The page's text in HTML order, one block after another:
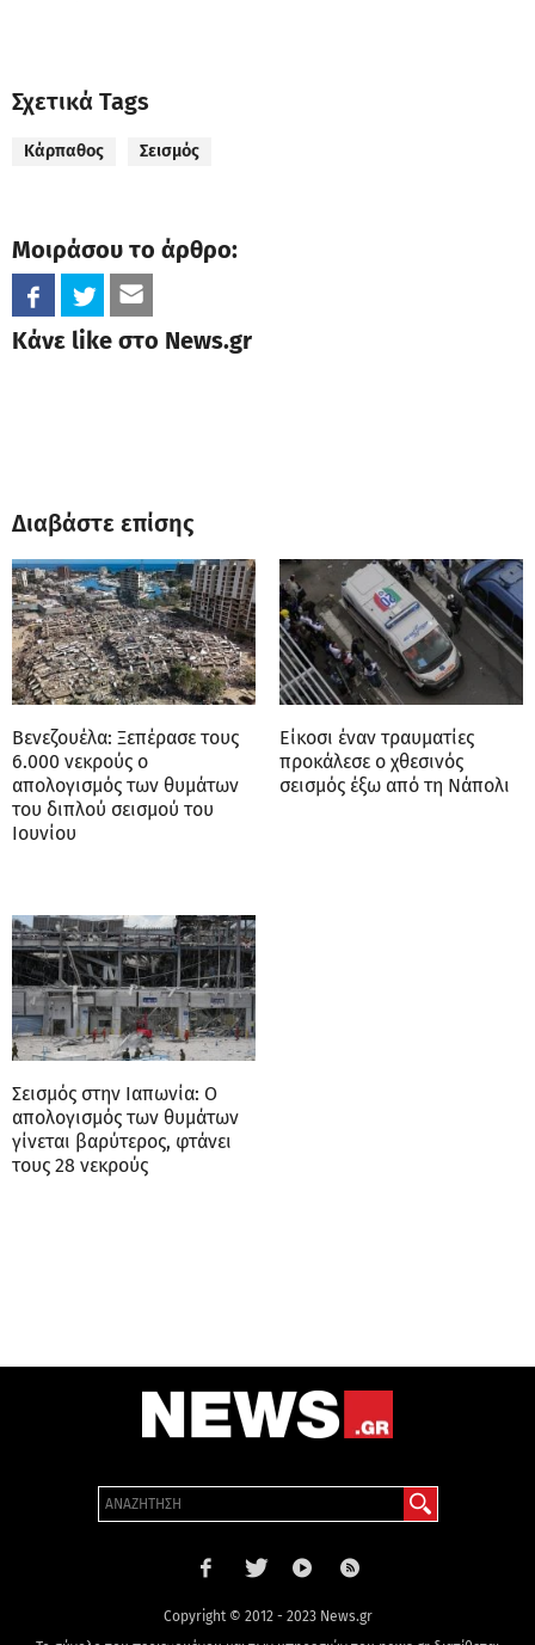
Σχετικά Tags
Κάρπαθος Σεισμός
Μοιράσου το άρθρο:
Κάνε like στο News.gr
Διαβάστε επίσης
Βενεζουέλα: Ξεπέρασε τους
6.000 νεκρούς ο
απολογισμός των θυμάτων
του διπλού σεισμού του
Ιουνίου
Είκοσι έναν τραυματίες
προκάλεσε ο χθεσινός
σεισμός έξω από τη Νάπολι
Σεισμός στην Ιαπωνία: Ο
απολογισμός των θυμάτων
γίνεται βαρύτερος, φτάνει
τους 28 νεκρούς
Copyright © 2012 - 2023 News.gr